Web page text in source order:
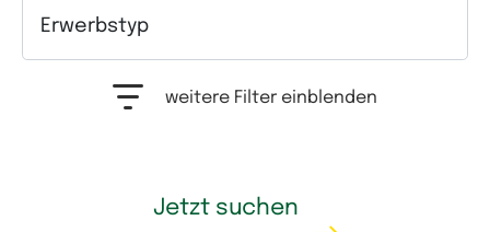
Erwerbstyp
weitere Filter einblenden
Jetzt suchen